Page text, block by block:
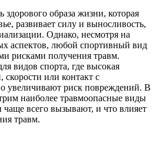
образа жизни, которая
развивает силу и выносливость,
Однако, несмотря на
аспектов, любой спортивный вид
рисками получения травм.
видов спорта, где высокая
или контакт с
увеличивают риск повреждений. В
наиболее травмоопасные виды
всего вызывают, и что влияет
травм.